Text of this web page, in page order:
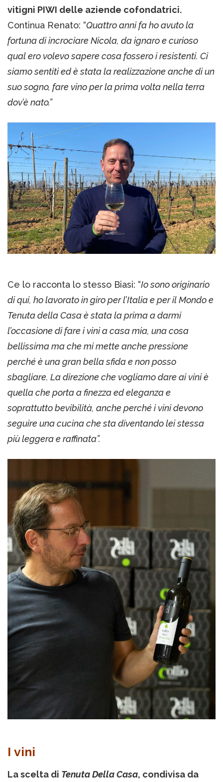
vitigni PIWI delle aziende cofondatrici.
Continua Renato: “Quattro anni fa ho avuto la
fortuna di incrociare Nicola, da ignaro e curioso
qual ero volevo sapere cosa fossero i resistenti. Ci
siamo sentiti ed è stata la realizzazione anche di un
suo sogno, fare vino per la prima volta nella terra
dov’è nato.”
Ce lo racconta lo stesso Biasi: “Io sono originario
di qui, ho lavorato in giro per l’Italia e per il Mondo e
Tenuta della Casa è stata la prima a darmi
l’occasione di fare i vini a casa mia, una cosa
bellissima ma che mi mette anche pressione
perché è una gran bella sfida e non posso
sbagliare. La direzione che vogliamo dare ai vini è
quella che porta a finezza ed eleganza e
soprattutto bevibilità, anche perché i vini devono
seguire una cucina che sta diventando lei stessa
più leggera e raffinata”.
I vini
La scelta di Tenuta Della Casa, condivisa da